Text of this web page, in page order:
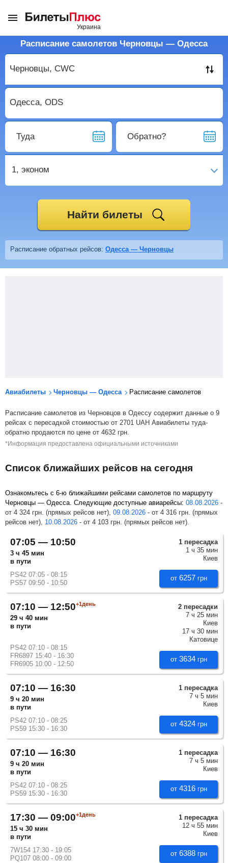
Расписание самолетов Черновцы — Одесса
Туда Обратно?
1, эконом
Найти билеты
Расписание обратных рейсов: Одесса — Черновцы
Авиабилеты Черновцы — Одесса Расписание самолетов
Расписание самолетов из Черновцов в Одессу содержит данные о 9
рейсах с пересадкой стоимостью от 2701 UAH Авиабилеты туда-
обратно продаются по цене от 4632 грн
*Информация предоставлена официальными источниками
Список ближайших рейсов на сегодня
Ознакомьтесь с 6-ю ближайшими рейсами самолетов по маршруту
Черновцы — Одесса. Следующие доступные авиарейсы: 08.08.2026 -
от 4 324 грн . (прямых рейсов нет), 09.08.2026 - от 4 316 грн . (прямых
рейсов нет), 10.08.2026 - от 4 103 грн . (прямых рейсов нет).
07:05 — 10:50
3 ч 45 мин
в пути
от 6257 грн
1 пересадка
1 ч 35 мин
Киев
PS42 07:05 - 08:15
PS57 09:50 - 10:50
07:10 — 12:50+1день
29 ч 40 мин
в пути
от 3634 грн
2 пересадки
7 ч 25 мин
Киев
17 ч 30 мин
Катовице
PS42 07:10 - 08:15
FR6897 15:40 - 16:30
FR6905 10:00 - 12:50
07:10 — 16:30
9 ч 20 мин
в пути
от 4324 грн
1 пересадка
7 ч 5 мин
Киев
PS42 07:10 - 08:25
PS59 15:30 - 16:30
07:10 — 16:30
9 ч 20 мин
в пути
от 4316 грн
1 пересадка
7 ч 5 мин
Киев
PS42 07:10 - 08:25
PS59 15:30 - 16:30
17:30 — 09:00+1день
15 ч 30 мин
в пути
от 6388 грн
1 пересадка
12 ч 55 мин
Киев
7W154 17:30 - 19:05
PQ107 08:00 - 09:00